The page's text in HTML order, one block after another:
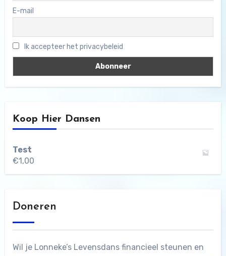
E-mail
Ik accepteer het privacybeleid
Koop Hier Dansen
Test
€1,00
Doneren
Wil je Lonneke’s Levensdans financieel steunen en